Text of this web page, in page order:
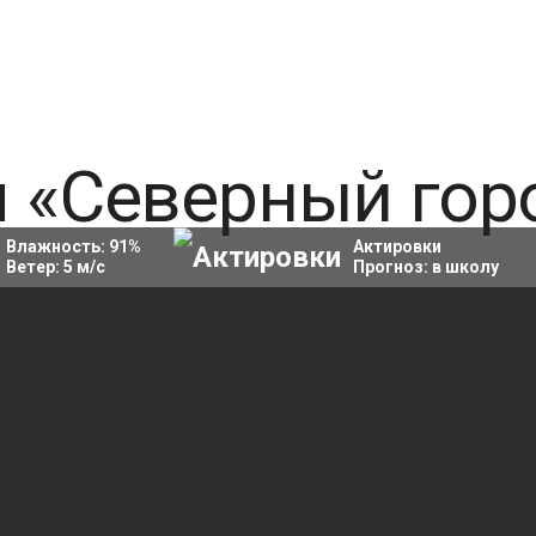
Влажность: 91%
Ветер: 5 м/с
Актировки
Прогноз: в школу